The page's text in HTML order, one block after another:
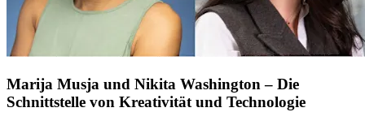
Marija Musja und Nikita Washington – Die
Schnittstelle von Kreativität und Technologie